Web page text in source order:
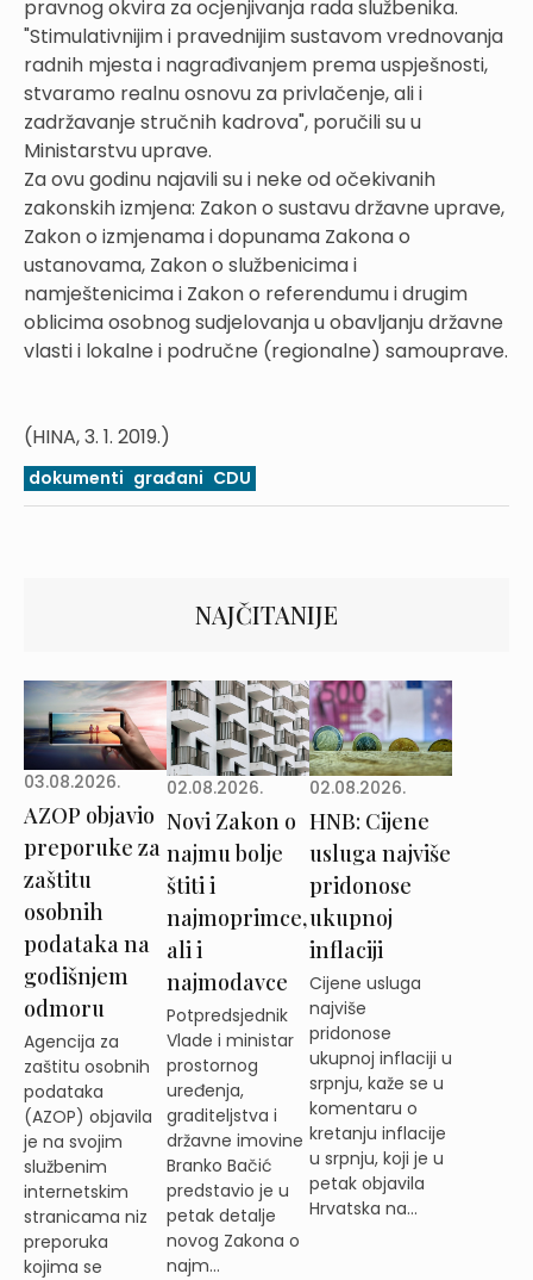
pravnog okvira za ocjenjivanja rada službenika.
"Stimulativnijim i pravednijim sustavom vrednovanja
radnih mjesta i nagrađivanjem prema uspješnosti,
stvaramo realnu osnovu za privlačenje, ali i
zadržavanje stručnih kadrova", poručili su u
Ministarstvu uprave.
Za ovu godinu najavili su i neke od očekivanih
zakonskih izmjena: Zakon o sustavu državne uprave,
Zakon o izmjenama i dopunama Zakona o
ustanovama, Zakon o službenicima i
namještenicima i Zakon o referendumu i drugim
oblicima osobnog sudjelovanja u obavljanju državne
vlasti i lokalne i područne (regionalne) samouprave.
(HINA, 3. 1. 2019.)
dokumenti građani CDU
NAJČITANIJE
03.08.2026.
AZOP objavio
preporuke za
zaštitu
osobnih
podataka na
godišnjem
odmoru
Agencija za
zaštitu osobnih
podataka
(AZOP) objavila
je na svojim
službenim
internetskim
stranicama niz
preporuka
kojima se
02.08.2026.
Novi Zakon o
najmu bolje
štiti i
najmoprimce,
ali i
najmodavce
Potpredsjednik
Vlade i ministar
prostornog
uređenja,
graditeljstva i
državne imovine
Branko Bačić
predstavio je u
petak detalje
novog Zakona o
najm...
02.08.2026.
HNB: Cijene
usluga najviše
pridonose
ukupnoj
inflaciji
Cijene usluga
najviše
pridonose
ukupnoj inflaciji u
srpnju, kaže se u
komentaru o
kretanju inflacije
u srpnju, koji je u
petak objavila
Hrvatska na...